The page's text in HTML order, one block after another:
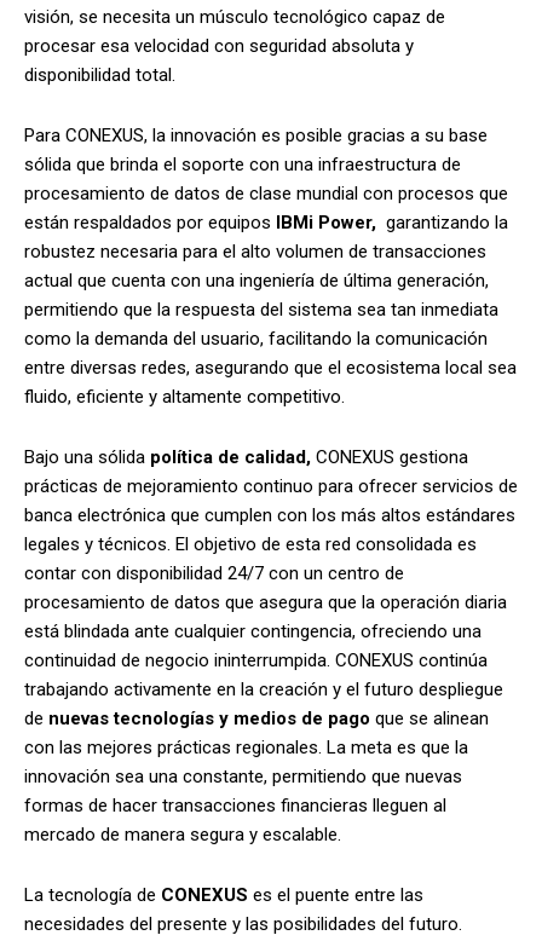
visión, se necesita un músculo tecnológico capaz de
procesar esa velocidad con seguridad absoluta y
disponibilidad total.
Para CONEXUS, la innovación es posible gracias a su base
sólida que brinda el soporte con una infraestructura de
procesamiento de datos de clase mundial con procesos que
están respaldados por equipos IBMi Power, garantizando la
robustez necesaria para el alto volumen de transacciones
actual que cuenta con una ingeniería de última generación,
permitiendo que la respuesta del sistema sea tan inmediata
como la demanda del usuario, facilitando la comunicación
entre diversas redes, asegurando que el ecosistema local sea
fluido, eficiente y altamente competitivo.
Bajo una sólida política de calidad, CONEXUS gestiona
prácticas de mejoramiento continuo para ofrecer servicios de
banca electrónica que cumplen con los más altos estándares
legales y técnicos. El objetivo de esta red consolidada es
contar con disponibilidad 24/7 con un centro de
procesamiento de datos que asegura que la operación diaria
está blindada ante cualquier contingencia, ofreciendo una
continuidad de negocio ininterrumpida. CONEXUS continúa
trabajando activamente en la creación y el futuro despliegue
de nuevas tecnologías y medios de pago que se alinean
con las mejores prácticas regionales. La meta es que la
innovación sea una constante, permitiendo que nuevas
formas de hacer transacciones financieras lleguen al
mercado de manera segura y escalable.
La tecnología de CONEXUS es el puente entre las
necesidades del presente y las posibilidades del futuro.